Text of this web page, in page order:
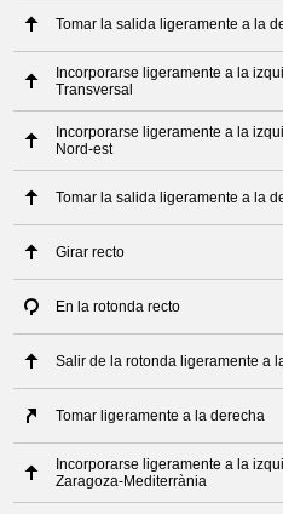
Tomar la salida ligeramente a la
Incorporarse ligeramente a la
Transversal
Incorporarse ligeramente a la
Nord-est
Tomar la salida ligeramente a la
Girar recto
En la rotonda recto
Salir de la rotonda ligeramente a
Tomar ligeramente a la derecha
Incorporarse ligeramente a la
Zaragoza-Mediterrània